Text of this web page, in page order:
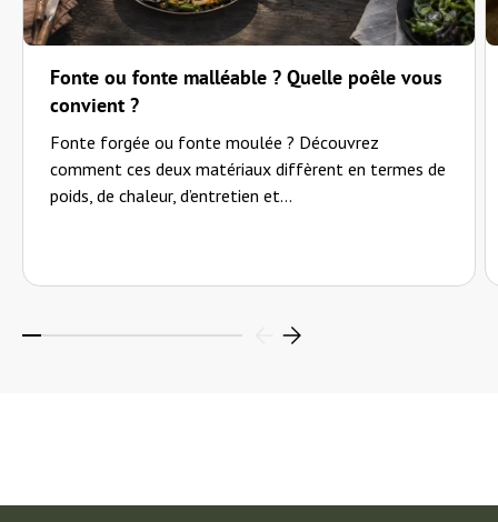
Fonte ou fonte malléable ? Quelle poêle vous
convient ?
Fonte forgée ou fonte moulée ? Découvrez
comment ces deux matériaux diffèrent en termes de
poids, de chaleur, d’entretien et...